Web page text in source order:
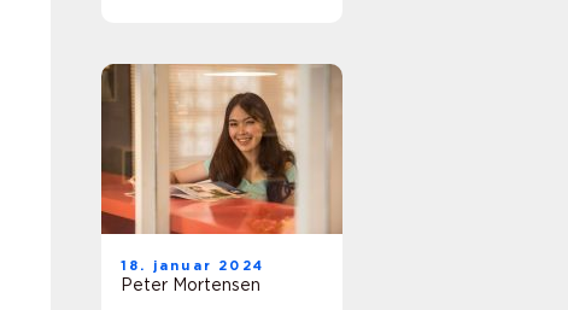
18. januar 2024
Peter Mortensen